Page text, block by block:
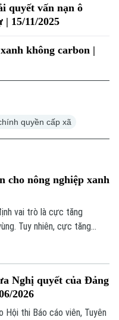
quyết vấn nạn ô
15/11/2025
không carbon |
quyền cấp xã
cho nông nghiệp xanh
vai trò là cực tăng
Tuy nhiên, cực tăng
Nghị quyết của Đảng
2026
Hội thi Báo cáo viên, Tuyên